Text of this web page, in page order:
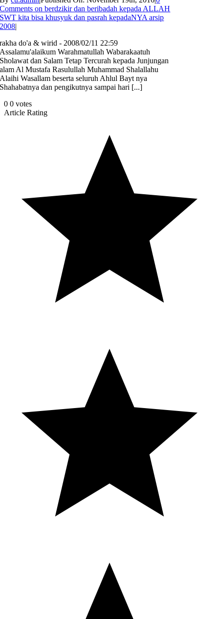
Comments on berdzikir dan beribadah kepada ALLAH
SWT kita bisa khusyuk dan pasrah kepadaNYA arsip
2008|
rakha do'a & wirid - 2008/02/11 22:59
Assalamu'alaikum Warahmatullah Wabarakaatuh
Sholawat dan Salam Tetap Tercurah kepada Junjungan
alam Al Mustafa Rasulullah Muhammad Shalallahu
Alaihi Wasallam beserta seluruh Ahlul Bayt nya
Shahabatnya dan pengikutnya sampai hari [...]
0 0 votes
Article Rating